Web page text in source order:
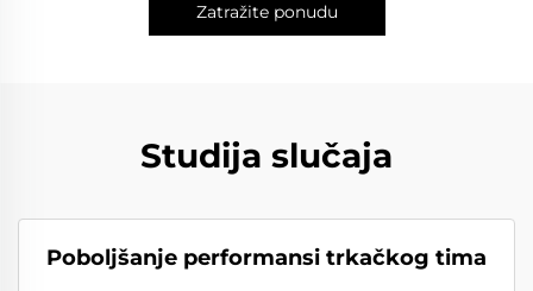
Zatražite ponudu
Studija slučaja
Poboljšanje performansi trkačkog tima